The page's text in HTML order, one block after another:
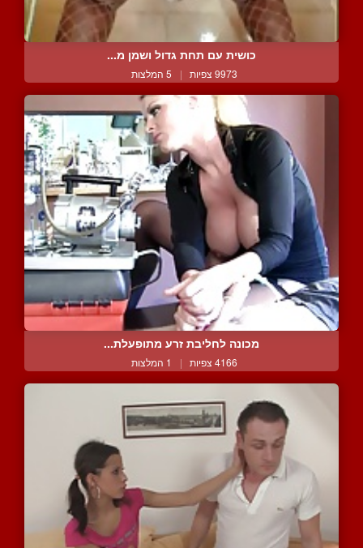
כושית עם תחת גדול ושמן מ...
9973 צפיות | 5 המלצות
מכונה לחליבת זרע מתופעלת...
4166 צפיות | 1 המלצות